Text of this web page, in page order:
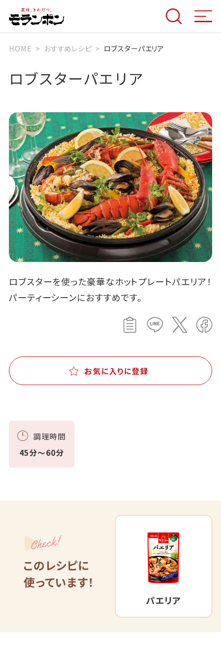
HOME おすすめレシピ ロブスターパエリア
ロブスターパエリア
ロブスターを使った豪華なホットプレートパエリア！
パーティーシーンにおすすめです。
お気に入りに登録
調理時間
45分～60分
Check!
このレシピに
使っています！
パエリア